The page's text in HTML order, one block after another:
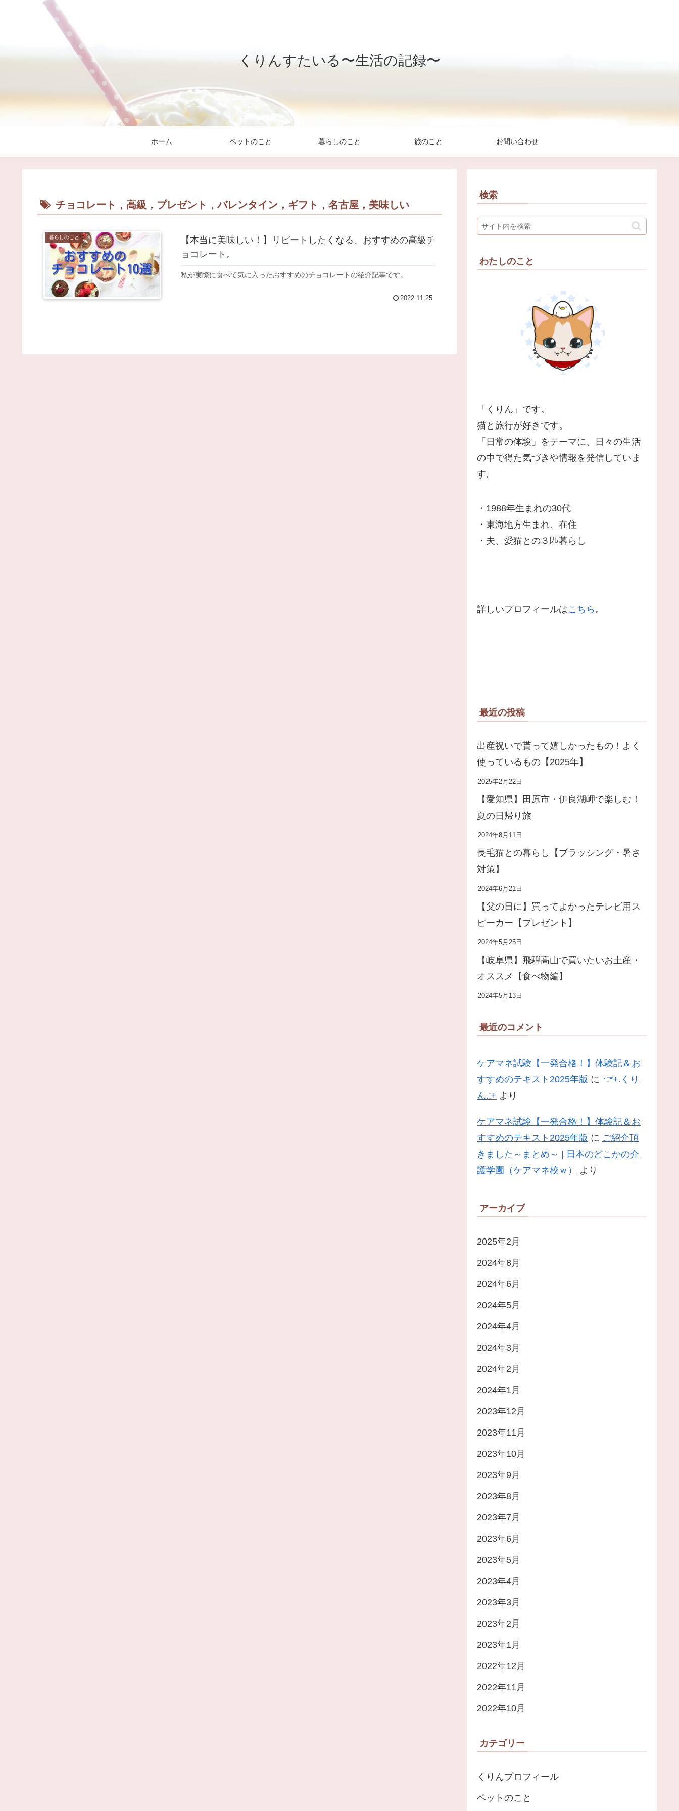
くりんすたいる〜生活の記録〜
ホーム ペットのこと 暮らしのこと 旅のこと お問い合わせ
チョコレート，高級，プレゼント，バレンタイン，ギフト，名古屋，美味しい
暮らしのこと
【本当に美味しい！】リピートしたくなる、おすすめの高級チ
ョコレート。
私が実際に食べて気に入ったおすすめのチョコレートの紹介記事です。
2022.11.25
検索
わたしのこと
「くりん」です。
猫と旅行が好きです。
「日常の体験」をテーマに、日々の生活
の中で得た気づきや情報を発信していま
す。
・1988年生まれの30代
・東海地方生まれ、在住
・夫、愛猫との３匹暮らし
詳しいプロフィールはこちら 。
最近の投稿
出産祝いで貰って嬉しかったもの！よく
使っているもの【2025年】
2025年2月22日
【愛知県】田原市・伊良湖岬で楽しむ！
夏の日帰り旅
2024年8月11日
長毛猫との暮らし【ブラッシング・暑さ
対策】
2024年6月21日
【父の日に】買ってよかったテレビ用ス
ピーカー【プレゼント】
2024年5月25日
【岐阜県】飛騨高山で買いたいお土産・
オススメ【食べ物編】
2024年5月13日
最近のコメント
ケアマネ試験【一発合格！】体験記＆お
すすめのテキスト2025年版 に ･:*+.くり
ん.:+ より
ケアマネ試験【一発合格！】体験記＆お
すすめのテキスト2025年版 に ご紹介頂
きました～まとめ～ | 日本のどこかの介
護学園（ケアマネ校ｗ）
より
アーカイブ
2025年2月
2024年8月
2024年6月
2024年5月
2024年4月
2024年3月
2024年2月
2024年1月
2023年12月
2023年11月
2023年10月
2023年9月
2023年8月
2023年7月
2023年6月
2023年5月
2023年4月
2023年3月
2023年2月
2023年1月
2022年12月
2022年11月
2022年10月
カテゴリー
くりんプロフィール
ペットのこと